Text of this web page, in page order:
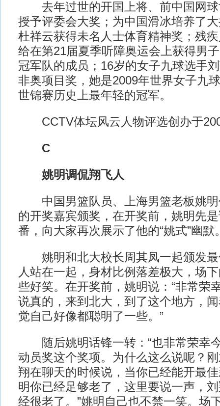
去年过世的开国上将、前中国网球
授予评委会大奖；为中国滑冰培养了
杜祥云获得未名人士体育精神奖；残
给在第21届夏季听障奥运会上获得男
冠军队的成员；16岁的女子九球选手
非奥项目奖，她是2009年世界女子九
世锦赛历史上最年轻的冠军。
CCTV体坛风云人物评选创办于
C
姚明调侃翔飞人
中国男篮队员、上海男篮老板姚明
的开奖嘉宾颁奖，在开奖前，姚明先
番，向大家再次展示了他的“姚式”幽默
姚明和北大校长周其凤一起颁发最
人站在一起，身材比例落差极大，场
些好笑。在开奖前，姚明说：“非常荣
说真的，来到北大，到了这个地方，
觉自己好像都聪明了一些。”
随后姚明话锋一转：“也非常荣幸
动员奖这个奖项。为什么这么说呢？
翔在聊天的时候说，当你已经能开最
明你已经足够老了，这里要说一声，
经很老了。”姚明自己也不禁一笑。场